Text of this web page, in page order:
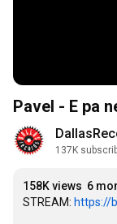
Pavel - E pa
137K
158K views 6
STREAM: https://